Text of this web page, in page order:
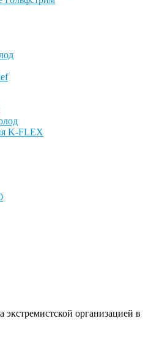
K-FLEX
экстремистской организацией в